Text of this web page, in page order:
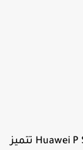
إذا كان هناك شيء واحد جعل هواتف Huawei P Series تتميز